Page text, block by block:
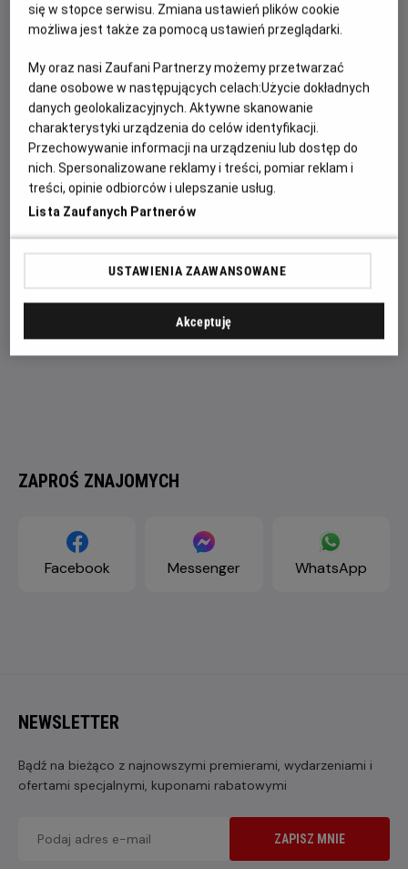
Życie Pegeen Flaherty wywraca się do góry nogami, gdy do
swojego ojca. Zabójca nie spotyka się z potępieniem, lecz
staje się lokalnym bohaterem i zaczyna podbijać serca.
Wtedy niespodziewanie pojawia się drugi mężczyzna…
To filmowana na żywo na scenie National Theatre w
reżyserii Caitríony McLaughlin, mroczna, zabawna opowieść
naszpikowana sekretami.
ZAPROŚ ZNAJOMYCH
Facebook Messenger WhatsApp
NEWSLETTER
Bądź na bieżąco z najnowszymi premierami, wydarzeniami i
ofertami specjalnymi, kuponami rabatowymi
ZAPISZ MNIE
się w stopce serwisu. Zmiana ustawień plików cookie
możliwa jest także za pomocą ustawień przeglądarki.
My oraz nasi Zaufani Partnerzy możemy przetwarzać
dane osobowe w następujących celach:Użycie dokładnych
danych geolokalizacyjnych. Aktywne skanowanie
charakterystyki urządzenia do celów identyfikacji.
Przechowywanie informacji na urządzeniu lub dostęp do
nich. Spersonalizowane reklamy i treści, pomiar reklam i
treści, opinie odbiorców i ulepszanie usług.
Lista Zaufanych Partnerów
USTAWIENIA ZAAWANSOWANE
Akceptuję